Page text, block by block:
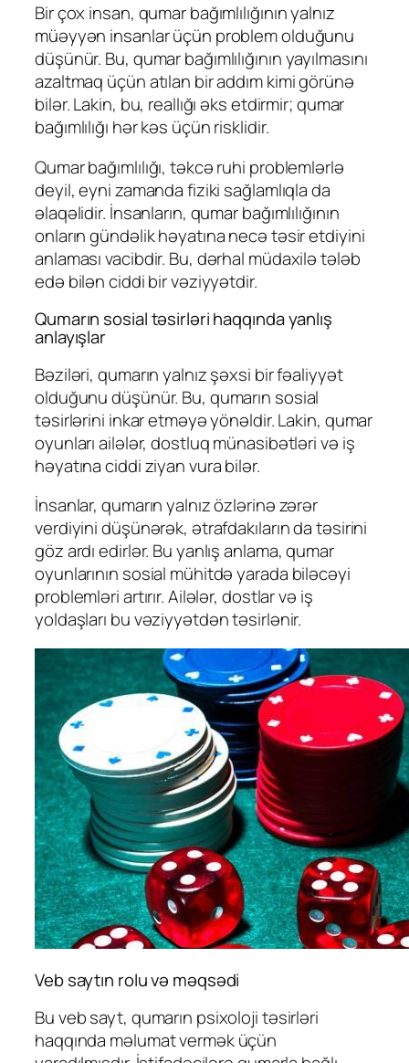
Bir çox insan, qumar bağımlılığının yalnız
müəyyən insanlar üçün problem olduğunu
düşünür. Bu, qumar bağımlılığının yayılmasını
azaltmaq üçün atılan bir addım kimi görünə
bilər. Lakin, bu, reallığı əks etdirmir; qumar
bağımlılığı hər kəs üçün risklidir.
Qumar bağımlılığı, təkcə ruhi problemlərlə
deyil, eyni zamanda fiziki sağlamlıqla da
əlaqəlidir. İnsanların, qumar bağımlılığının
onların gündəlik həyatına necə təsir etdiyini
anlaması vacibdir. Bu, dərhal müdaxilə tələb
edə bilən ciddi bir vəziyyətdir.
Qumarın sosial təsirləri haqqında yanlış
anlayışlar
Bəziləri, qumarın yalnız şəxsi bir fəaliyyət
olduğunu düşünür. Bu, qumarın sosial
təsirlərini inkar etməyə yönəldir. Lakin, qumar
oyunları ailələr, dostluq münasibətləri və iş
həyatına ciddi ziyan vura bilər.
İnsanlar, qumarın yalnız özlərinə zərər
verdiyini düşünərək, ətrafdakıların da təsirini
göz ardı edirlər. Bu yanlış anlama, qumar
oyunlarının sosial mühitdə yarada biləcəyi
problemləri artırır. Ailələr, dostlar və iş
yoldaşları bu vəziyyətdən təsirlənir.
Veb saytın rolu və məqsədi
Bu veb sayt, qumarın psixoloji təsirləri
haqqında məlumat vermək üçün